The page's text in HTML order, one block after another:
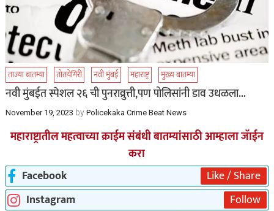
ताज्या बातम्या तोतयेगिरी नवी मुंबई महाराष्ट्र मुख्य बातम्या
नवी मुंबईत स्पेशल २६ ची पुनराव्रुत्ती,पण पोलिसांनी डाव उधळला…
November 19, 2023 by Policekaka Crime Beat News
महाराष्ट्रातील महत्वाच्या क्राईम संबंधी बातम्यांसाठी आम्हाला जॅाईन
करा
Facebook
Like / Share
Instagram
Follow